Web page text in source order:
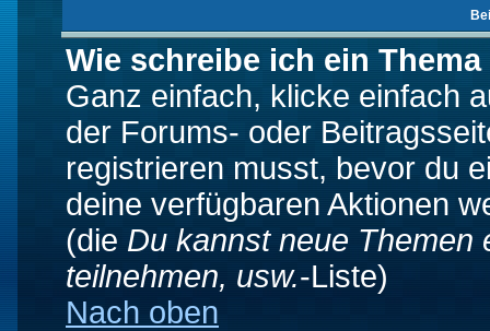
Wie schreibe ich ein
Ganz einfach, klicke einfach
der Forums- oder
registrieren musst, bevor du
deine verfügbaren Aktionen
(die Du kannst neue Themen
teilnehmen, usw.-Liste)
Nach oben